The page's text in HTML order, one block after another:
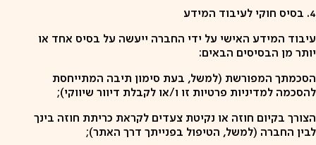
4. בסיס חוקי לעיבוד המידע
עיבוד המידע האישי על ידי החברה ייעשה על בסיס אחד או
יותר מן הבסיסים הבאים:
הסכמתך המפורשת (למשל, בעת סימון תיבה המתייחסת
להסכמה למדיניות פרטיות זו ו/או לקבלת דיוור שיווקי);
הצורך בקיום חוזה או נקיטת צעדים לקראת כריתת חוזה בינך
לבין החברה (למשל, הטיפול בפנייתך דרך האתר);